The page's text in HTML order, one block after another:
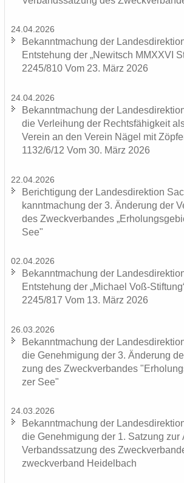
24.04.2026
Be­kannt­ma­chung der
Ent­ste­hung der „Ne­witsch MMXXVI
2245/810 Vom 23. März 2026
24.04.2026
Be­kannt­ma­chung der
die Ver­lei­hung der Rechts­fä­hig­keit
Ver­ein an den Ver­ein Nägel mit
1132/6/12 Vom 30. März 2026
22.04.2026
Be­rich­ti­gung der Lan­des­di­rek­ti­on
kannt­ma­chung der 3. Än­de­rung der
des Zweck­ver­ban­des
See"
02.04.2026
Be­kannt­ma­chung der
Ent­ste­hung der „Mi­cha­el Voß-​
2245/817 Vom 13. März 2026
26.03.2026
Be­kannt­ma­chung der
die Ge­neh­mi­gung der 3. Än­de­rung
zung des Zweck­ver­ban­des
zer See"
24.03.2026
Be­kannt­ma­chung der
die Ge­neh­mi­gung der 1. Sat­zung zur
Ver­bands­sat­zung des
zweck­ver­band Hei­del­bach